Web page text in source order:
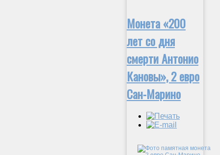
Монета «200
лет со дня
смерти Антонио
Кановы», 2 евро
Сан-Марино